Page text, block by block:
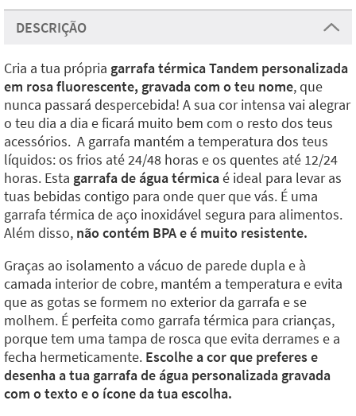
DESCRIÇÃO
Cria a tua própria garrafa térmica Tandem personalizada
em rosa fluorescente, gravada com o teu nome, que
nunca passará despercebida! A sua cor intensa vai alegrar
o teu dia a dia e ficará muito bem com o resto dos teus
acessórios. A garrafa mantém a temperatura dos teus
líquidos: os frios até 24/48 horas e os quentes até 12/24
horas. Esta garrafa de água térmicaé ideal para levar as
tuas bebidas contigo para onde quer que vás. É uma
garrafa térmica de aço inoxidável segura para alimentos.
Além disso, não contém BPA e é muito resistente.
Graças ao isolamento a vácuo de parede dupla e à
camada interior de cobre, mantém a temperatura e evita
que as gotas se formem no exterior da garrafa e se
molhem. É perfeita como garrafa térmica para crianças,
porque tem uma tampa de rosca que evita derrames e a
fecha hermeticamente. Escolhe a cor que preferes e
desenha a tua garrafa de água personalizada gravada
com o texto e o ícone da tua escolha.